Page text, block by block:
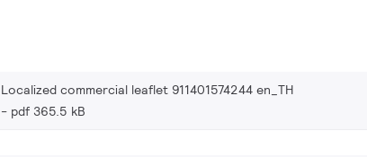
Localized commercial leaflet 911401574244 en_TH
pdf 365.5 kB